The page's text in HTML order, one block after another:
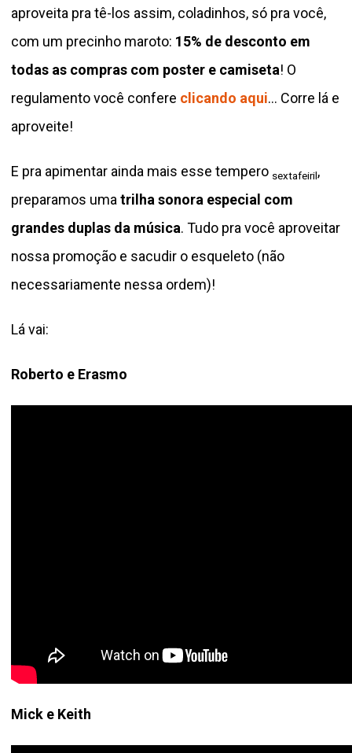
aproveita pra tê-los assim, coladinhos, só pra você,
com um precinho maroto: 15% de desconto em
todas as compras com poster e camiseta! O
regulamento você confere clicando aqui… Corre lá e
aproveite!
E pra apimentar ainda mais esse tempero sextafeiril,
preparamos umatrilha sonora especial com
grandes duplas da música. Tudo pra você aproveitar
nossa promoção e sacudir o esqueleto (não
necessariamente nessa ordem)!
Lá vai:
Roberto e Erasmo
Mick e Keith